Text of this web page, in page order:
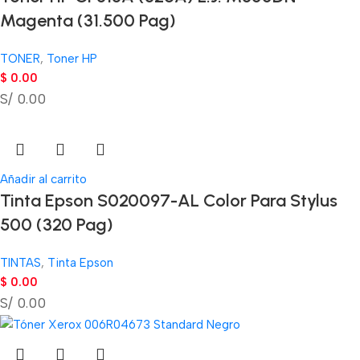
Magenta (31.500 Pag)
TONER, Toner HP
$ 0.00
S/ 0.00
Añadir al carrito
Tinta Epson S020097-AL Color Para Stylus
500 (320 Pag)
TINTAS, Tinta Epson
$ 0.00
S/ 0.00